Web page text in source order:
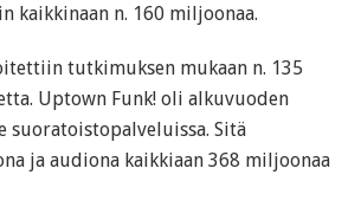
kaikkinaan n. 160 miljoonaa.
tutkimuksen mukaan n. 135
Uptown Funk! oli alkuvuoden
suoratoistopalveluissa. Sitä
ja audiona kaikkiaan 368 miljoonaa